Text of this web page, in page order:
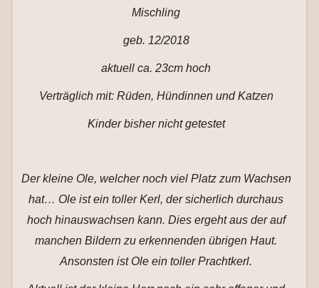
Mischling
geb. 12/2018
aktuell ca. 23cm hoch
Verträglich mit: Rüden, Hündinnen und Katzen
Kinder bisher nicht getestet
Der kleine Ole, welcher noch viel Platz zum Wachsen
hat… Ole ist ein toller Kerl, der sicherlich durchaus
hoch hinauswachsen kann. Dies ergeht aus der auf
manchen Bildern zu erkennenden übrigen Haut.
Ansonsten ist Ole ein toller Prachtkerl.